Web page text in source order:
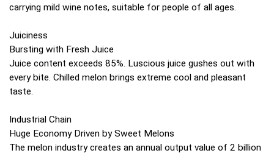
carrying mild wine notes, suitable for people of all ages.
Juiciness
Bursting with Fresh Juice
Juice content exceeds 85%. Luscious juice gushes out with
every bite. Chilled melon brings extreme cool and pleasant
taste.
Industrial Chain
Huge Economy Driven by Sweet Melons
The melon industry creates an annual output value of 2 billion